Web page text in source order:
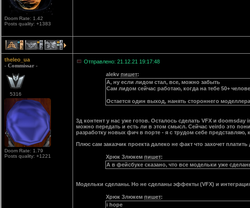
Doom Rate: 1.42
Posts quality: +1383
3 2 1
theleo_ua
- Commissar -
5316
Doom Rate: 1.79
Posts quality: +1221
Отправлено: 21.12.21 19:17:48
alekv пишет:
А, ну если лидом стал, все, можно забыть
Сам лидом сейчас работаю, когда на тебе 50+
Остается один выход, нанять стороннего
3д контент у нас уже готов. Осталось сделать VFX и
можно передать и есть ли в этом смысл. Сейчас veirdo это
разработку новых фич в порте - я с трудом себе представляю,
Плюс сам заказчик проекта далеко не факт что захочет
Хрюк Злюкем пишет:
А в фейсбуке сказано, что все модельки уже
Модельки сделаны. Но не сделаны эффекты (VFX) и
Хрюк Злюкем пишет:
i hope